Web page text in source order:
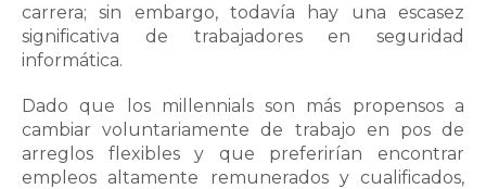
carrera; sin embargo, todavía hay una escasez
significativa de trabajadores en seguridad
informática.
Dado que los millennials son más propensos a
cambiar voluntariamente de trabajo en pos de
arreglos flexibles y que preferirían encontrar
empleos altamente remunerados y cualificados,